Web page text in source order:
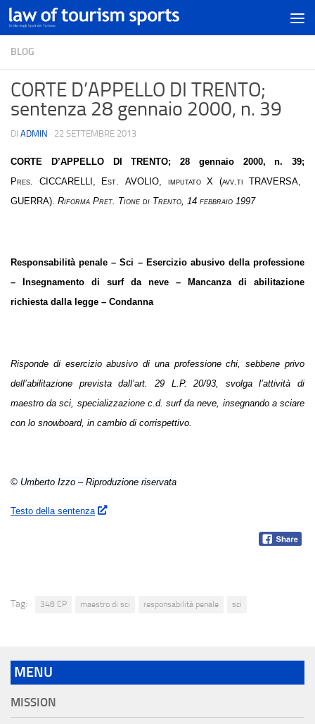
BLOG
CORTE D’APPELLO DI TRENTO;
sentenza 28 gennaio 2000, n. 39
DI ADMIN · 22 SETTEMBRE 2013
CORTE D’APPELLO DI TRENTO; 28 gennaio 2000, n. 39;
Pres. CICCARELLI, Est. AVOLIO, imputato X (avv.ti TRAVERSA,
GUERRA). Riforma Pret. Tione di Trento, 14 febbraio 1997
Responsabilità penale – Sci – Esercizio abusivo della professione
– Insegnamento di surf da neve – Mancanza di abilitazione
richiesta dalla legge – Condanna
Risponde di esercizio abusivo di una professione chi, sebbene privo
dell’abilitazione prevista dall’art. 29 L.P. 20/93, svolga l’attività di
maestro da sci, specializzazione c.d. surf da neve, insegnando a sciare
con lo snowboard, in cambio di corrispettivo.
© Umberto Izzo – Riproduzione riservata
Testo della sentenza
Tag: 348 CP maestro di sci responsabilità penale sci
MENU
MISSION